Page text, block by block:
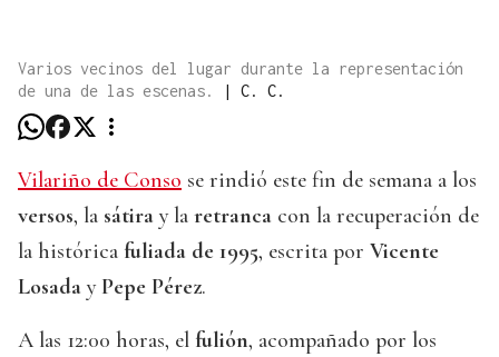
Varios vecinos del lugar durante la representación
de una de las escenas.
| C. C.
Vilariño de Conso se rindió este fin de semana a los
versos, la sátira y la retranca con la recuperación de
la histórica fuliada de 1995, escrita por Vicente
Losada y Pepe Pérez.
A las 12:00 horas, el fulión, acompañado por los